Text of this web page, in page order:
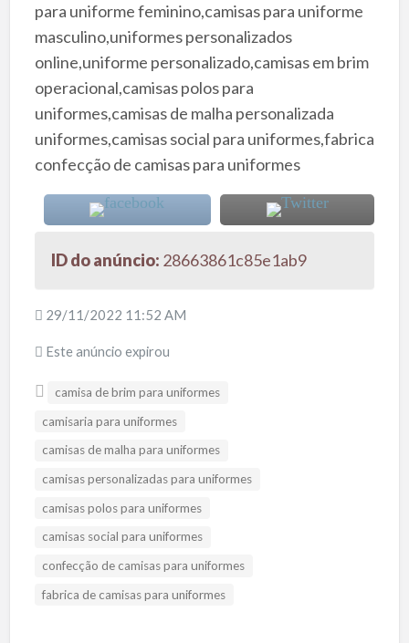
para uniforme feminino,camisas para uniforme
masculino,uniformes personalizados
online,uniforme personalizado,camisas em brim
operacional,camisas polos para
uniformes,camisas de malha personalizada
uniformes,camisas social para uniformes,fabrica
confecção de camisas para uniformes
ID do anúncio: 28663861c85e1ab9
29/11/2022 11:52 AM
Este anúncio expirou
camisa de brim para uniformes
camisaria para uniformes
camisas de malha para uniformes
camisas personalizadas para uniformes
camisas polos para uniformes
camisas social para uniformes
confecção de camisas para uniformes
fabrica de camisas para uniformes